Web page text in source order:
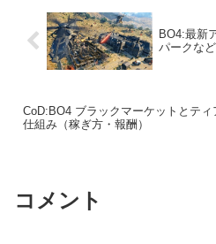
BO4:最新
パークな
CoD:BO4 ブラックマーケットとティ
仕組み（稼ぎ方・報酬）
コメント